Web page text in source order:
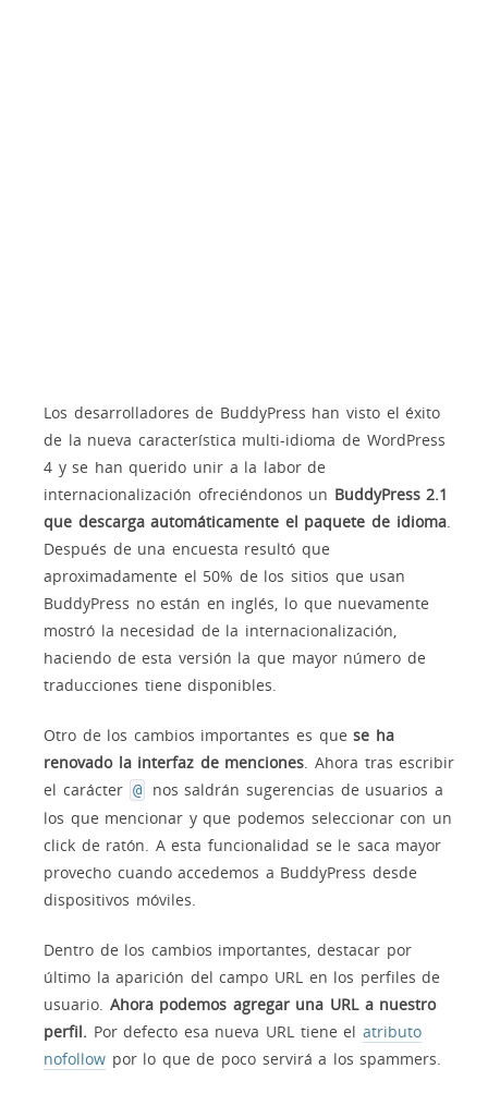
Los desarrolladores de BuddyPress han visto el éxito
de la nueva característica multi-idioma de WordPress
4 y se han querido unir a la labor de
internacionalización ofreciéndonos un BuddyPress 2.1
que descarga automáticamente el paquete de idioma.
Después de una encuesta resultó que
aproximadamente el 50% de los sitios que usan
BuddyPress no están en inglés, lo que nuevamente
mostró la necesidad de la internacionalización,
haciendo de esta versión la que mayor número de
traducciones tiene disponibles.
Otro de los cambios importantes es quese ha
renovado la interfaz de menciones . Ahora tras escribir
el carácter @
nos saldrán sugerencias de usuarios a
los que mencionar y que podemos seleccionar con un
click de ratón. A esta funcionalidad se le saca mayor
provecho cuando accedemos a BuddyPress desde
dispositivos móviles.
Dentro de los cambios importantes, destacar por
último la aparición del campo URL en los perfiles de
usuario. Ahora podemos agregar una URL a nuestro
perfil. Por defecto esa nueva URL tiene el atributo
nofollow por lo que de poco servirá a los spammers.